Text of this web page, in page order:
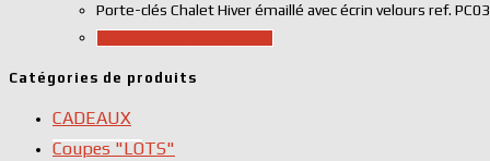
Porte-clés Chalet Hiver émaillé avec écrin velours ref.
Catégories de produits
CADEAUX
Coupes "LOTS"